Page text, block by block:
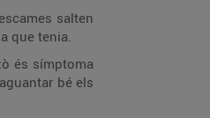
salten
que tenia.
és símptoma
bé els